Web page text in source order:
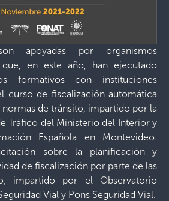
apoyadas por organismos
que, en este año, han ejecutado
formativos con instituciones
curso de fiscalización automática
de tránsito, impartido por la
Tráfico del Ministerio del Interior y
Española en Montevideo.
sobre la planificación y
de fiscalización por parte de las
impartido por el Observatorio
Vial y Pons Seguridad Vial.